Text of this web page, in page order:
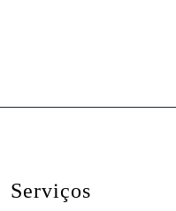
Serviços